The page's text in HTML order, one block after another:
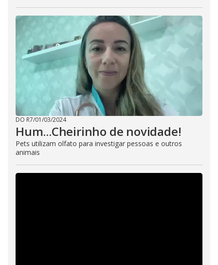
DO R7/01/03/2024
Hum...Cheirinho de novidade!
Pets utilizam olfato para investigar pessoas e outros
animais